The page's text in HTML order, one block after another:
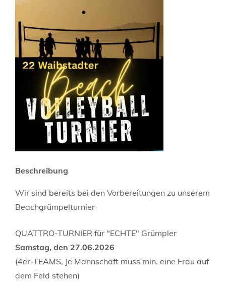
Beschreibung
Wir sind bereits bei den Vorbereitungen zu unserem
Beachgrümpelturnier
QUATTRO-TURNIER für "ECHTE" Grümpler
Samstag, den 27.06.2026
(4er-TEAMS, Je Mannschaft muss min. eine Frau auf
dem Feld stehen)